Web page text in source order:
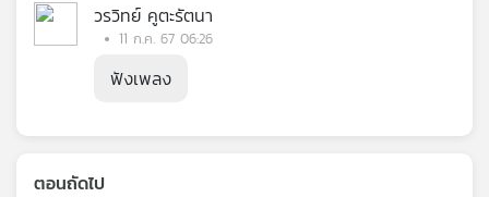
วรวิทย์ คูตะรัตนา
11 ก.ค. 67 06:26
ฟังเพลง
ตอนถัดไป